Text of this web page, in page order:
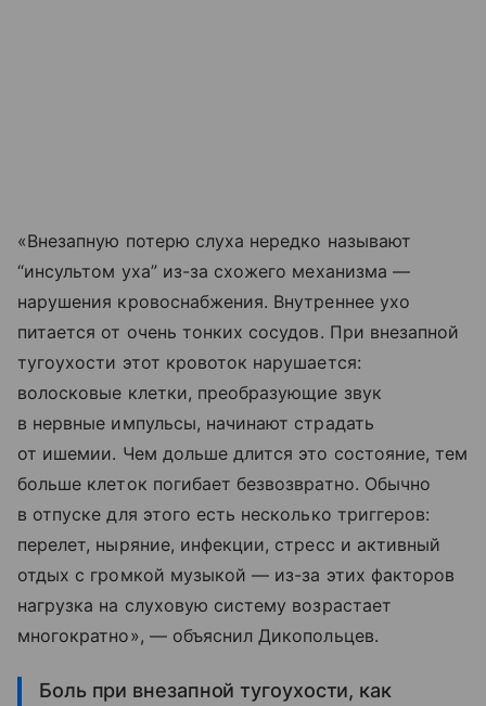
«Внезапную потерю слуха нередко называют
“инсультом уха” из-за схожего механизма —
нарушения кровоснабжения. Внутреннее ухо
питается от очень тонких сосудов. При внезапной
тугоухости этот кровоток нарушается:
волосковые клетки, преобразующие звук
в нервные импульсы, начинают страдать
от ишемии. Чем дольше длится это состояние, тем
больше клеток погибает безвозвратно. Обычно
в отпуске для этого есть несколько триггеров:
перелет, ныряние, инфекции, стресс и активный
отдых с громкой музыкой — из-за этих факторов
нагрузка на слуховую систему возрастает
многократно», — объяснил Дикопольцев.
Боль при внезапной тугоухости, как